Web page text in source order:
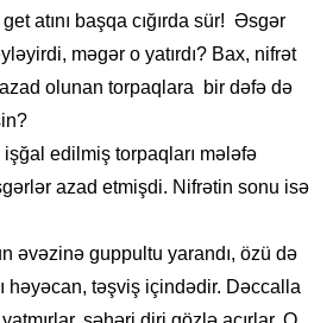
atını başqa cığırda sür! Əsgər
məgər o yatırdı? Bax, nifrət
olunan torpaqlara bir dəfə də
işğal edilmiş torpaqları mələfə
azad etmişdi. Nifrətin sonu isə
əvəzinə guppultu yarandı, özü də
həyəcan, təşviş içindədir. Dəccalla